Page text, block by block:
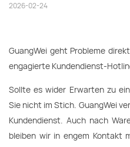
2026-02-24
GuangWei geht Probleme
engagierte Kundendienst-
Sollte es wider Erwarten zu
Sie nicht im Stich. GuangWei
Kundendienst. Auch nach
bleiben wir in engem Kontakt